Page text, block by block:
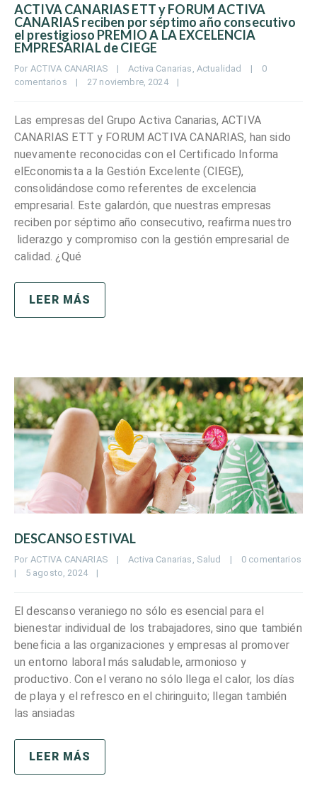
ACTIVA CANARIAS ETT y FORUM ACTIVA
CANARIAS reciben por séptimo año consecutivo
el prestigioso PREMIO A LA EXCELENCIA
EMPRESARIAL de CIEGE
Por ACTIVA CANARIAS | Activa Canarias Actualidad |
0
comentarios
| 27 noviembre, 2024 |
Las empresas del Grupo Activa Canarias, ACTIVA
CANARIAS ETT y FORUM ACTIVA CANARIAS, han sido
nuevamente reconocidas con el Certificado Informa
elEconomista a la Gestión Excelente (CIEGE),
consolidándose como referentes de excelencia
empresarial. Este galardón, que nuestras empresas
reciben por séptimo año consecutivo, reafirma nuestro
liderazgo y compromiso con la gestión empresarial de
calidad. ¿Qué
LEER MÁS
DESCANSO ESTIVAL
Por ACTIVA CANARIAS | Activa Canarias , Salud |
0 comentarios
|
5 agosto, 2024 |
El descanso veraniego no sólo es esencial para el
bienestar individual de los trabajadores, sino que también
beneficia a las organizaciones y empresas al promover
un entorno laboral más saludable, armonioso y
productivo. Con el verano no sólo llega el calor, los días
de playa y el refresco en el chiringuito; llegan también
las ansiadas
LEER MÁS